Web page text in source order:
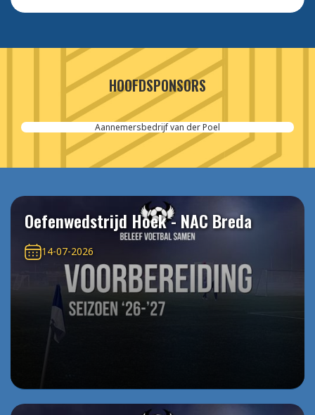
HOOFDSPONSORS
Aannemersbedrijf van der Poel
Oefenwedstrijd Hoek - NAC Breda
14-07-2026